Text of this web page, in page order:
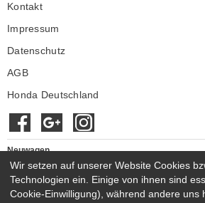
Kontakt
Impressum
Datenschutz
AGB
Honda Deutschland
Neuwagen
Honda Neuwagen
Gebrauchtwagen
Honda Gebrauchtwagen
Wir setzen auf unserer Website Cookies
Technologien ein. Einige von ihnen sind
Cookie-Einwilligung), während andere uns